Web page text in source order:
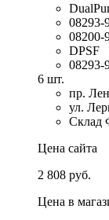
08293-
08200-
DPSF
08293-
6 шт.
пр.
ул.
Склад
Цена сайта
2 808 руб.
Цена в